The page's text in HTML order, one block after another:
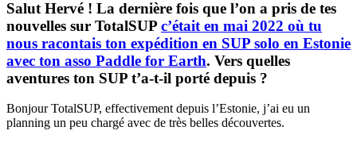
Salut Hervé ! La dernière fois que l’on a pris de tes
nouvelles sur TotalSUP c’était en mai 2022 où tu
nous racontais ton expédition en SUP solo en Estonie
avec ton asso Paddle for Earth. Vers quelles
aventures ton SUP t’a-t-il porté depuis ?
Bonjour TotalSUP, effectivement depuis l’Estonie, j’ai eu un
planning un peu chargé avec de très belles découvertes.